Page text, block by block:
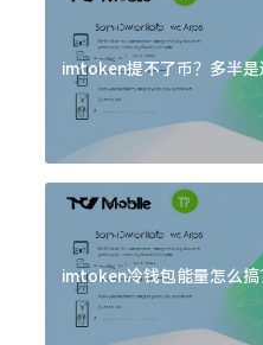
imtoken提不了币？多半
imtoken冷钱包能量怎么